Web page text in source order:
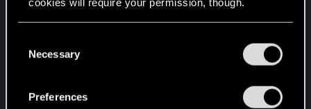
and tweak your preferences regarding them in the
Necessary
Preferences
следуют только за Кардашьян, но
Самое главное, что сейчас идет война между
нашими верховными хозяевами и теми, кто
хочет нас освободить.